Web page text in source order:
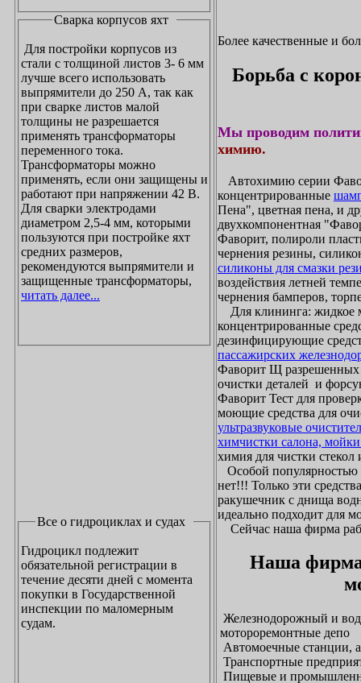
Сварка корпусов яхт
Для постройки корпусов из
стали с толщиной листов 3- 6 мм
лучше всего использовать
выпрямители до 250 А, так как
при сварке листов малой
толщины не разрешается
применять трансформаторы
переменного тока.
Трансформаторы можно
применять, если они защищены и
работают при напряжении 42 В.
Для сварки электродами
диаметром 2,5-4 мм, которыми
пользуются при постройке яхт
средних размеров,
рекомендуются выпрямители и
защищенные трансформаторы,
читать далее...
Все о гидроциклах и судах
Гидроцикл подлежит
обязательной регистрации в
течение десяти дней с момента
покупки в Государственной
инспекции по маломерным
судам.
Более качественные и
Борьба с
Мы проводим
химию.
Автохимию серии
концентрированные
Пена", цветная пена, и
двухкомпонентная
Фаворит, полироли
чернения резины,
силиконы для смазки
воздействия летней
чернения бамперов,
Для клининга: жидкое
концентрированные
дезинфицирующие
пассажирских
Фаворит Щ
очистки деталей и
Фаворит Тест для
моющие средства для
ультразвуковые
химчистки салона,
химия для чистки стекол
Особой популярностью
нет!!! Только эти
ракушечник с днища
идеально подходит для
Сейчас наша фирма
Наша фирма
Железнодорожный и
мотороремонтные депо
Автомоечные станции,
Транспортные
Пищевые и